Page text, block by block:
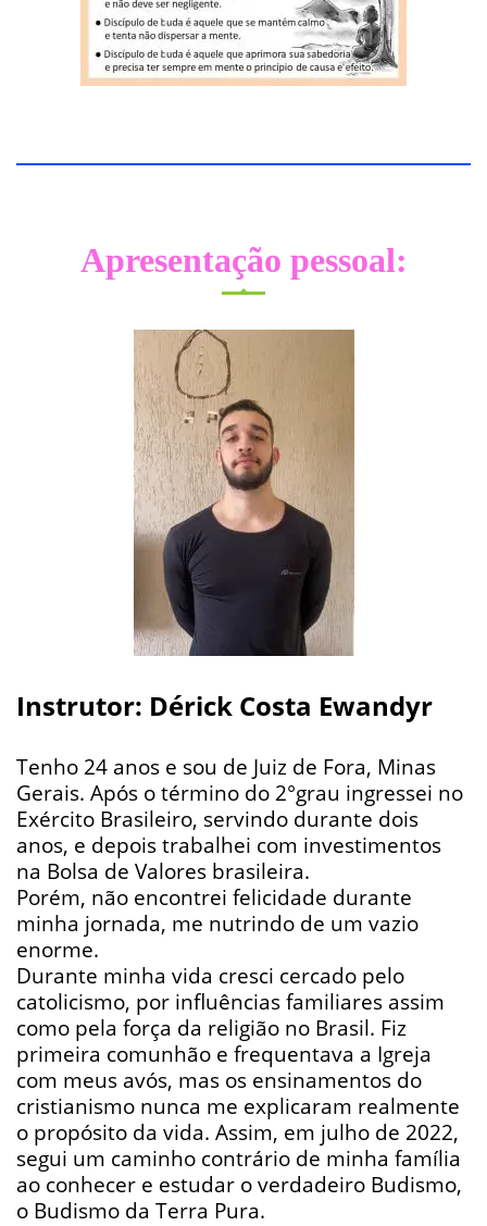
Apresentação pessoal:
Instrutor: Dérick Costa Ewandyr
Tenho 24 anos e sou de Juiz de Fora, Minas
Gerais. Após o término do 2°grau ingressei no
Exército Brasileiro, servindo durante dois
anos, e depois trabalhei com investimentos
na Bolsa de Valores brasileira.
Porém, não encontrei felicidade durante
minha jornada, me nutrindo de um vazio
enorme.
Durante minha vida cresci cercado pelo
catolicismo, por influências familiares assim
como pela força da religião no Brasil. Fiz
primeira comunhão e frequentava a Igreja
com meus avós, mas os ensinamentos do
cristianismo nunca me explicaram realmente
o propósito da vida. Assim, em julho de 2022,
segui um caminho contrário de minha família
ao conhecer e estudar o verdadeiro Budismo,
o Budismo da Terra Pura.